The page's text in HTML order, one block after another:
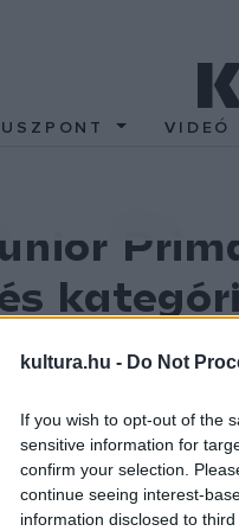
kultura.hu - Do Not
If you wish to opt-out of the
sensitive information for
confirm your selection.
continue seeing interest-
information disclosed to
VIDEÓ
néprajzkutató,
és
Liszt Ferenc
kommunikációs
az öt tagból álló zsűri